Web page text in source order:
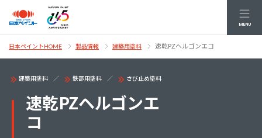
MENU
日本ペイントHOME 製品情報 建築用塗料 速乾PZヘルゴンエコ
建築用塗料 鉄部用塗料 さび止め塗料
速乾PZヘルゴンエ
コ